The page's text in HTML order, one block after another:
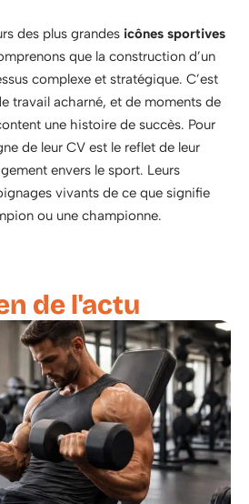
des plus grandes icônes sportives
que la construction d’un
complexe et stratégique. C’est
travail acharné, et de moments de
une histoire de succès. Pour
de leur CV est le reflet de leur
envers le sport. Leurs
vivants de ce que signifie
ou une championne.
de l'actu